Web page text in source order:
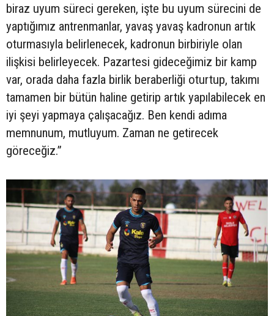
biraz uyum süreci gereken, işte bu uyum sürecini de
yaptığımız antrenmanlar, yavaş yavaş kadronun artık
oturmasıyla belirlenecek, kadronun birbiriyle olan
ilişkisi belirleyecek. Pazartesi gideceğimiz bir kamp
var, orada daha fazla birlik beraberliği oturtup, takımı
tamamen bir bütün haline getirip artık yapılabilecek en
iyi şeyi yapmaya çalışacağız. Ben kendi adıma
memnunum, mutluyum. Zaman ne getirecek
göreceğiz.”